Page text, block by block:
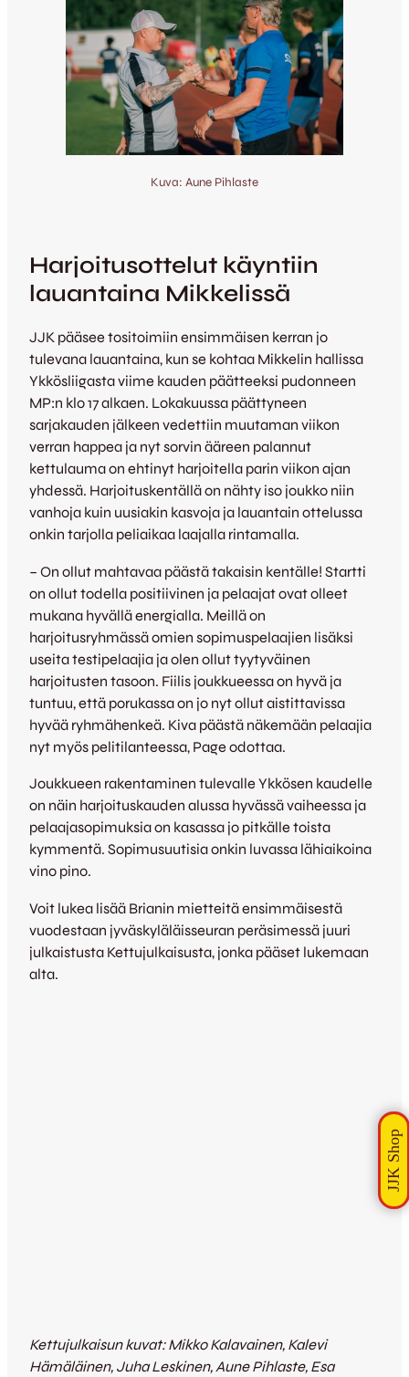
Kuva: Aune Pihlaste
Harjoitusottelut käyntiin
lauantaina Mikkelissä
JJK pääsee tositoimiin ensimmäisen kerran jo
tulevana lauantaina, kun se kohtaa Mikkelin hallissa
Ykkösliigasta viime kauden päätteeksi pudonneen
MP:n klo 17 alkaen. Lokakuussa päättyneen
sarjakauden jälkeen vedettiin muutaman viikon
verran happea ja nyt sorvin ääreen palannut
kettulauma on ehtinyt harjoitella parin viikon ajan
yhdessä. Harjoituskentällä on nähty iso joukko niin
vanhoja kuin uusiakin kasvoja ja lauantain ottelussa
onkin tarjolla peliaikaa laajalla rintamalla.
– On ollut mahtavaa päästä takaisin kentälle! Startti
on ollut todella positiivinen ja pelaajat ovat olleet
mukana hyvällä energialla. Meillä on
harjoitusryhmässä omien sopimuspelaajien lisäksi
useita testipelaajia ja olen ollut tyytyväinen
harjoitusten tasoon. Fiilis joukkueessa on hyvä ja
tuntuu, että porukassa on jo nyt ollut aistittavissa
hyvää ryhmähenkeä. Kiva päästä näkemään pelaajia
nyt myös pelitilanteessa, Page odottaa.
Joukkueen rakentaminen tulevalle Ykkösen kaudelle
on näin harjoituskauden alussa hyvässä vaiheessa ja
pelaajasopimuksia on kasassa jo pitkälle toista
kymmentä. Sopimusuutisia onkin luvassa lähiaikoina
vino pino.
Voit lukea lisää Brianin mietteitä ensimmäisestä
vuodestaan jyväskyläläisseuran peräsimessä juuri
julkaistusta Kettujulkaisusta, jonka pääset lukemaan
alta.
Kettujulkaisun kuvat: Mikko Kalavainen, Kalevi
Hämäläinen, Juha Leskinen, Aune Pihlaste, Esa